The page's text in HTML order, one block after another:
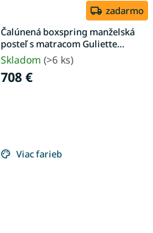
zadarmo
Čalúnená boxspring manželská
posteľ s matracom Guliette
200x200 - sivá
Skladom (>6 ks)
708 €
Viac farieb